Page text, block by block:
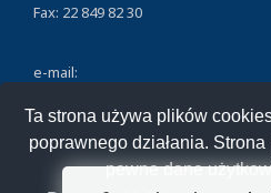
Ta strona używa plików
poprawnego działania.
pewne dane
Fax: 22 849 82 30
e-mail: